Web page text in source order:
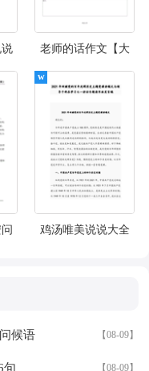
）
老师的话作文【大
全3篇】
鸡汤唯美说说大全
候语 【08-09】
句 【08-09】